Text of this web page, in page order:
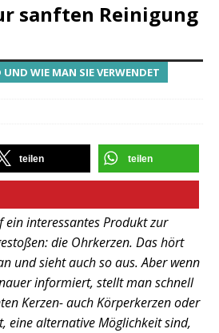
sanften Reinigung
WIE MAN SIE VERWENDET
teilen teilen
ein interessantes Produkt zur
die Ohrkerzen. Das hört
und sieht auch so aus. Aber wenn
informiert, stellt man schnell
Kerzen- auch Körperkerzen oder
eine alternative Möglichkeit sind,